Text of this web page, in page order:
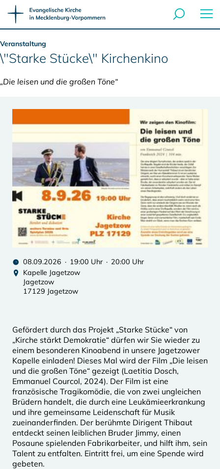
Veranstaltung
\"Starke Stücke\" Kirchenkino
„Die leisen und die großen Töne“
08.09.2026 · 19:00 Uhr · 20:00 Uhr
Kapelle Jagetzow
Jagetzow
17129 Jagetzow
Gefördert durch das Projekt „Starke Stücke“ von
„Kirche stärkt Demokratie“ dürfen wir Sie wieder zu
einem besonderen Kinoabend in unsere Jagetzower
Kapelle einladen! Dieses Mal wird der Film „Die leisen
und die großen Töne“ gezeigt (Laetitia Dosch,
Emmanuel Courcol, 2024). Der Film ist eine
französische Tragikomödie, die von zwei ungleichen
Brüdern handelt, die durch eine Leukämieerkrankung
und ihre gemeinsame Leidenschaft für Musik
zueinanderfinden. Der berühmte Dirigent Thibaut
entdeckt seinen leiblichen Bruder Jimmy, einen
Posaune spielenden Fabrikarbeiter, und hilft ihm, sein
Talent zu entfalten. Eintritt frei, um eine Spende wird
gebeten.